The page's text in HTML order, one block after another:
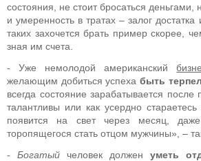
состояния, не стоит бросаться
и умеренность в тратах – залог
таких захочется брать пример скорее,
зная им счета.
- Уже немолодой американский
желающим добиться успеха быть
всегда состояние зарабатывается
талантливы или как усердно
появится на свет через месяц,
торопящегося стать отцом мужчины», –
- Богатый человек должен уметь